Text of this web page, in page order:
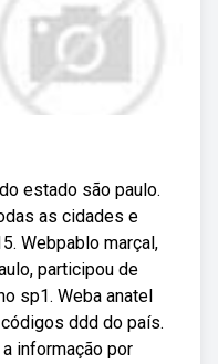
estado são paulo.
as cidades e
Webpablo marçal,
participou de
sp1. Weba anatel
ddd do país.
informação por